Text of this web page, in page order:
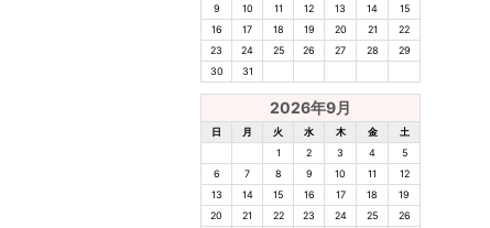
9
10 11 12 13 14
15
16
17 18 19 20 21
22
23
24 25 26 27 28
29
30
31
2026年9月
日 月 火 水 木 金
土
1
2 3 4
5
6
7 8 9 10 11
12
13
14 15 16 17 18
19
20
21 22 23 24 25
26